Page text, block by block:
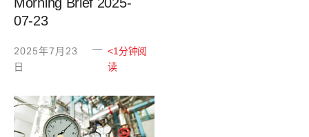
07-23
2025年7月23
日
— <1分钟阅
读